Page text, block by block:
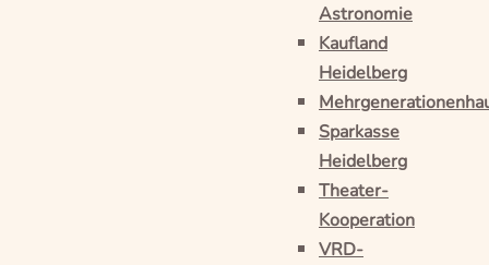
Astronomie
Kaufland
Heidelberg
Sparkasse
Heidelberg
Theater-
Kooperation
VRD-